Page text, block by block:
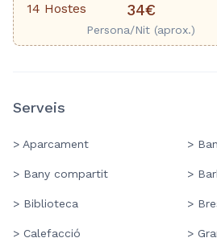
14 Hostes
34€
Persona/Nit (aprox.)
Serveis
> Aparcament >
> Bany compartit >
> Biblioteca >
> Calefacció >